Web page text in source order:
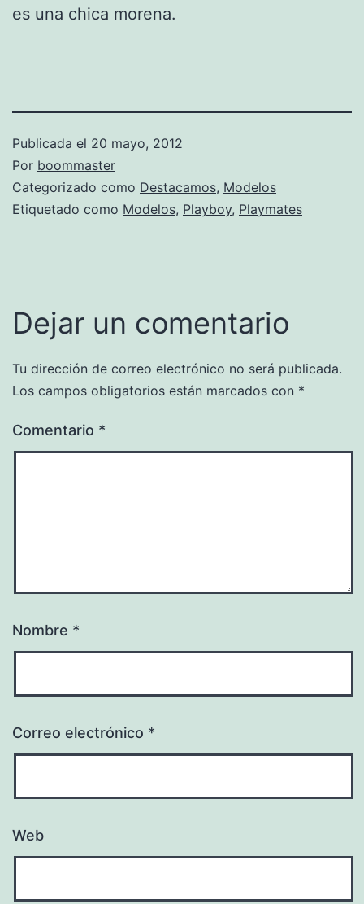
es una chica morena.
Publicada el 20 mayo, 2012
Por boommaster
Categorizado como Destacamos, Modelos
Etiquetado como Modelos, Playboy, Playmates
Dejar un comentario
Tu dirección de correo electrónico no será publicada.
Los campos obligatorios están marcados con *
Comentario *
Nombre *
Correo electrónico *
Web